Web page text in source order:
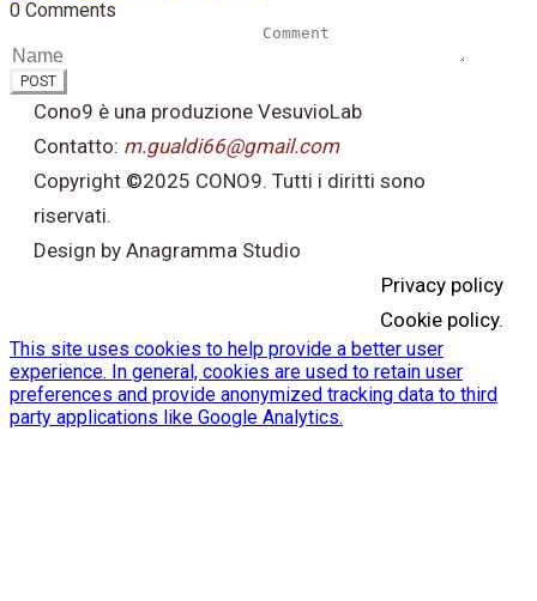
0 Comments
POST
Cono9 è una produzione VesuvioLab
Contatto: m.gualdi66@gmail.com
Copyright ©2025 CONO9. Tutti i diritti sono
riservati.
Design by Anagramma Studio
Privacy policy
Cookie policy.
This site uses cookies to help provide a better user
experience. In general, cookies are used to retain user
preferences and provide anonymized tracking data to third
party applications like Google Analytics.